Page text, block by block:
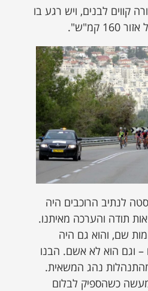
קווים לבנים, ויש רגע בו
קמ"ש".
לנתיב הרוכבים היה
תודה והערכה מאיתנו.
שם, והוא גם היה
– וגם הוא לא אשם. הבנו
נהג המשאית.
כשהספיק לבלום